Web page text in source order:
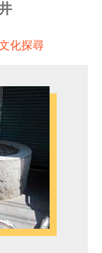
化探尋